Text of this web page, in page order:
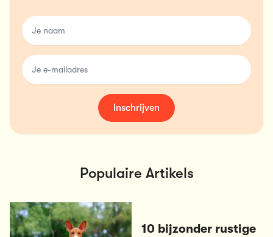
name
email
Inschrijven
Populaire Artikels
10 bijzonder rustige